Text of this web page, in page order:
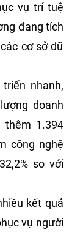
vụ trí tuệ
đang tích
cơ sở dữ
nhanh,
doanh
thêm 1.394
công nghệ
so với
kết quả
vụ người